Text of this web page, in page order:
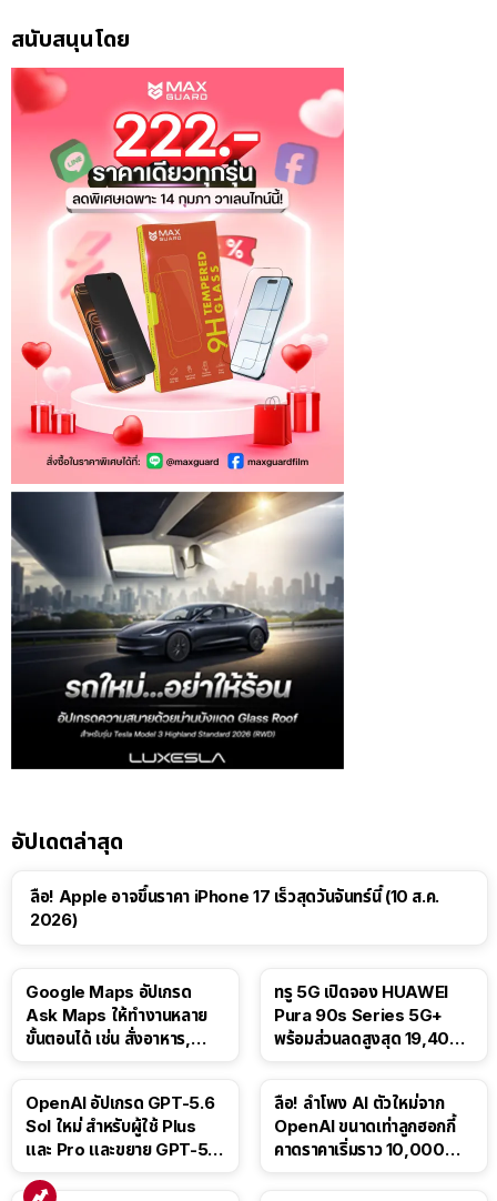
สนับสนุนโดย
อัปเดตล่าสุด
ลือ! Apple อาจขึ้นราคา iPhone 17 เร็วสุดวันจันทร์นี้ (10 ส.ค.
2026)
Google Maps อัปเกรด
Ask Maps ให้ทำงานหลาย
ขั้นตอนได้ เช่น สั่งอาหาร,
ทรู 5G เปิดจอง HUAWEI
Pura 90s Series 5G+
พร้อมส่วนลดสูงสุด 19,400
OpenAI อัปเกรด GPT-5.6
Sol ใหม่ สำหรับผู้ใช้ Plus
และ Pro และขยาย GPT-5.6
ลือ! ลำโพง AI ตัวใหม่จาก
OpenAI ขนาดเท่าลูกฮอกกี้
คาดราคาเริ่มราว 10,000